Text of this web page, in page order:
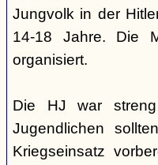
Jungvolk in der
14-18 Jahre. Die
organisiert.
Die HJ war streng
Jugendlichen
Kriegseinsatz